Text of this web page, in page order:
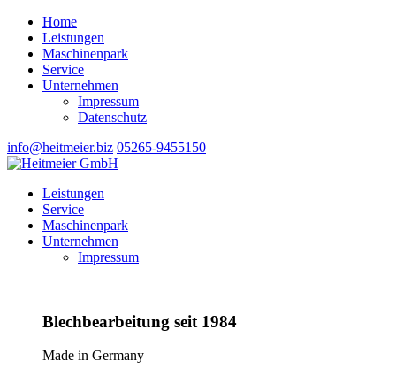
Home
Leistungen
Maschinenpark
Service
Unternehmen
Impressum
Datenschutz
info@heitmeier.biz 05265-9455150
Leistungen
Service
Maschinenpark
Unternehmen
Impressum
Blechbearbeitung seit 1984
Made in Germany